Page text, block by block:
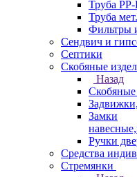
Труба
Труба
Фильтры
Сендвич и
Септики
Скобяные
Назад
Скобяные
Замки
Ручки
Средства
Стремянки